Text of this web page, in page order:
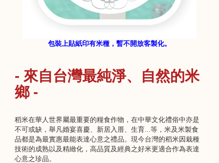
包裝上貼紙印有米種，暫不開放客製化。
- 來自台灣最純淨、自然的米
鄉 -
稻米在華人世界屬最重要的糧食作物，在中華文化禮俗中亦是
不可或缺，舉凡婚宴喜慶、新居入厝、生育...等，米及米製食
品都是為最實惠最能表達心意之禮品。現今台灣的稻米因栽種
技術的成熟以及精緻化，高品質及經典之好米更適合作為表達
心意之珍品。